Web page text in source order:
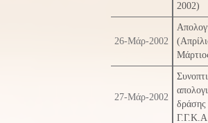
2002)
26-Μάρ-2002
27-Μάρ-2002